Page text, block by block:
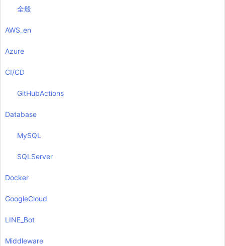
全般
AWS_en
Azure
CI/CD
GitHubActions
Database
MySQL
SQLServer
Docker
GoogleCloud
LINE_Bot
Middleware